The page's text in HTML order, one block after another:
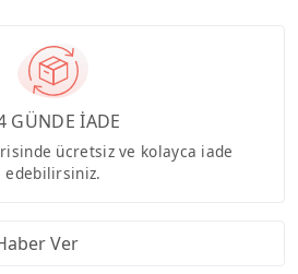
GÜNDE İADE
ücretsiz ve kolayca iade
edebilirsiniz.
Ver